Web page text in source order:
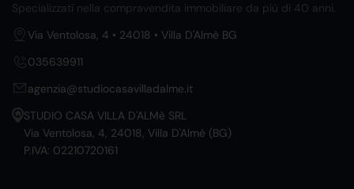
Specializzati nella compravendita immobiliare da più di 40 anni.
Via Ventolosa, 4 • 24018 • Villa D'Almè BG
035639911
agenzia@studiocasavilladalme.it
STUDIO CASA VILLA D'ALMè SRL
Via Ventolosa, 4, 24018, Villa D'Almè (BG)
P.IVA: 02210720161